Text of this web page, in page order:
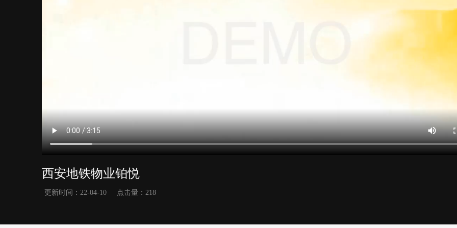
西安地铁物业铂悦
更新时间： 22-04-10 点击量： 218